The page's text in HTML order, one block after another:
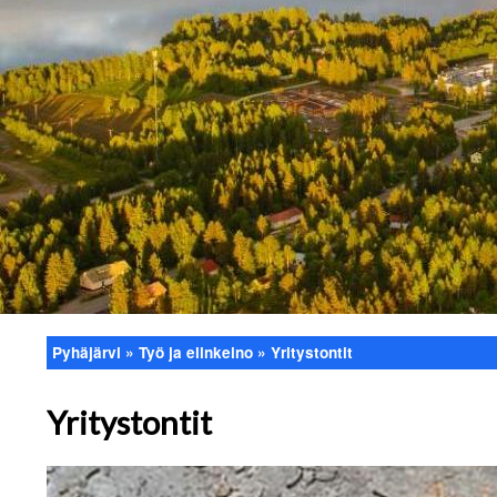
Murupolku
Pyhäjärvi Työ ja elinkeino Yritystontit
Yritystontit